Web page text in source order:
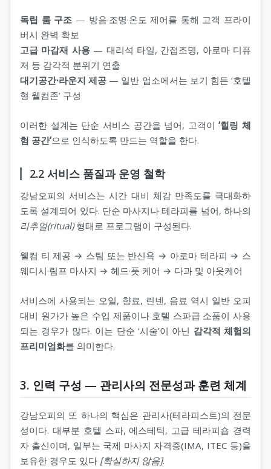
독립 룸 구조 — 방음·조명·온도 제어를 통해 고객 프라이
버시 완벽 확보
고급 마감재 사용— 대리석 타일, 간접조명, 아로마 디퓨
저 등 감각적 분위기 연출
대기공간·라운지 제공 — 일반 업소에서는 보기 힘든 ‘호텔
형 웰컴존’ 구성
이러한 설계는 단순 서비스 공간을 넘어, 고객이‘힐링 체
험 공간’으로 인식하도록 만드는 역할을 한다.
2.2 서비스 품질과 운영 철학
강남오피의 서비스는 시간 대비 체감 만족도를 극대화하
도록 설계되어 있다. 단순 마사지나 테라피를 넘어, 하나의
리추얼(ritual)형태로 프로그램이 구성된다.
웰컴 티 제공 → 스팀 또는 반신욕 → 아로마 테라피 → 스
웨디시·림프 마사지 → 헤드·풋 케어 → 다과 및 아웃케어
서비스에 사용되는 오일, 향료, 린넨, 음료 역시 일반 오피
대비 원가가 높은 수입 제품이나 호텔 스파급 소품이 사용
되는 경우가 많다. 이는 단순 ‘시술’이 아닌 감각적 체험의
프리미엄화를 의미한다.
3. 인력 구성 — 관리사의 전문성과 훈련 체계
강남오피의 또 하나의 핵심은 관리사(테라피스트)의 전문
성이다. 대부분 호텔 스파, 에스테틱, 고급 테라피숍 경력
자 출신이며, 일부는 국제 마사지 자격증(IMA, ITEC 등)을
보유한 경우도 있다 [확실하지 않음].